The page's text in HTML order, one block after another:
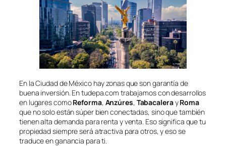
En la Ciudad de México hay zonas que son garantía de
buena inversión. En tudepa.com trabajamos con desarrollos
en lugares comoReforma, Anzúres, TabacalerayRoma
que no solo están súper bien conectadas, sino que también
tienen alta demanda para renta y venta. Eso significa que tu
propiedad siempre será atractiva para otros, y eso se
traduce en ganancia para ti.